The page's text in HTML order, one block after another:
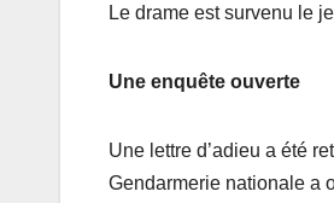
Le drame est survenu le
Une enquête ouverte
Une lettre d’adieu a été
Gendarmerie nationale a